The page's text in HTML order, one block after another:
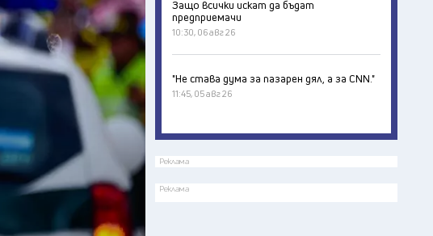
Защо всички искат да бъдат
предприемачи
10:30, 06 авг 26
"Не става дума за пазарен дял, а за CNN."
11:45, 05 авг 26
Реклама
Реклама